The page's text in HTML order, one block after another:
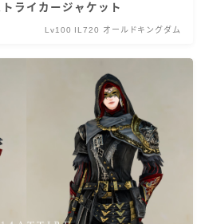
ライカージャケット
Lv100 IL720 オールドキングダム